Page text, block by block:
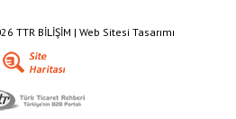
TTR BİLİŞİM | Web Sitesi Tasarımı